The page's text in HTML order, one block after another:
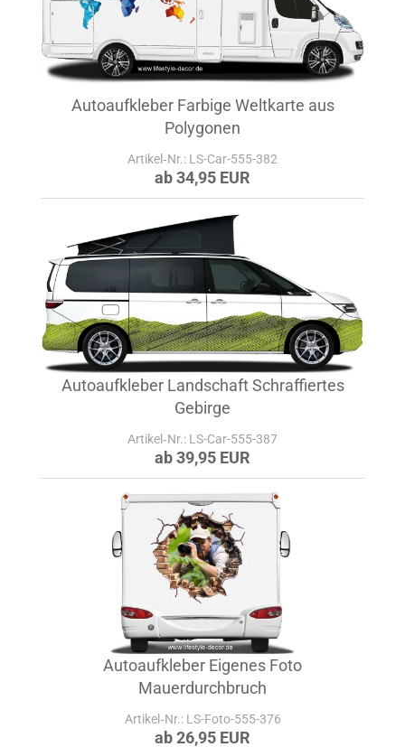
Autoaufkleber Farbige Weltkarte aus
Polygonen
Artikel‑Nr.: LS-Car-555-382
ab 34,95 EUR
Autoaufkleber Landschaft Schraffiertes
Gebirge
Artikel‑Nr.: LS-Car-555-387
ab 39,95 EUR
Autoaufkleber Eigenes Foto
Mauerdurchbruch
Artikel‑Nr.: LS-Foto-555-376
ab 26,95 EUR